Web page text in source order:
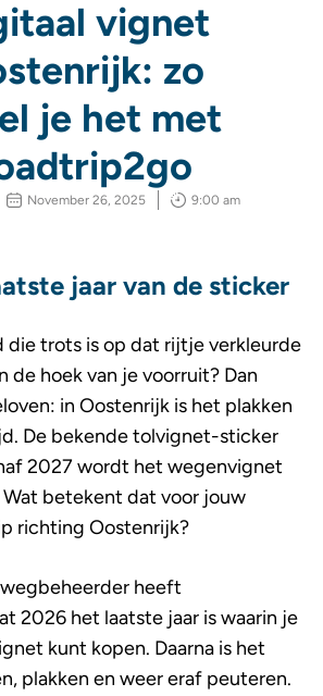
vignet
zo
je het met
November 26, 2025 9:00 am
jaar van de sticker
die trots is op dat rijtje verkleurde
de hoek van je voorruit? Dan
in Oostenrijk is het plakken
De bekende tolvignet-sticker
2027 wordt het wegenvignet
betekent dat voor jouw
richting Oostenrijk?
heeft
2026 het laatste jaar is waarin je
kunt kopen. Daarna is het
plakken en weer eraf peuteren.